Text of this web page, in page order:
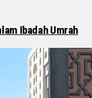
Ibadah Umrah